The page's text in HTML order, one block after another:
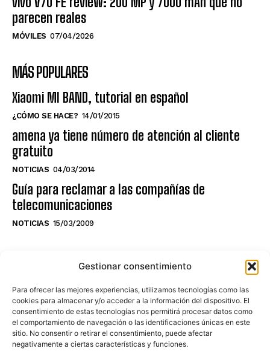
Gestionar consentimiento
Para ofrecer las mejores experiencias, utilizamos tecnologías como las
cookies para almacenar y/o acceder a la información del dispositivo. El
consentimiento de estas tecnologías nos permitirá procesar datos como
el comportamiento de navegación o las identificaciones únicas en este
sitio. No consentir o retirar el consentimiento, puede afectar
negativamente a ciertas características y funciones.
parecen reales
MÓVILES 07/04/2026
MÁS POPULARES
Xiaomi MI BAND, tutorial en español
¿CÓMO SE HACE? 14/01/2015
amena ya tiene número de atención al cliente
gratuito
NOTICIAS 04/03/2014
Guía para reclamar a las compañías de
telecomunicaciones
NOTICIAS 15/03/2009
NO TE PIERDAS LO ÚLTIMO DEL CANAL
Haz clic en «Estoy de acuerdo» para
activar Youtube
POLÍTICA DE COOKIES